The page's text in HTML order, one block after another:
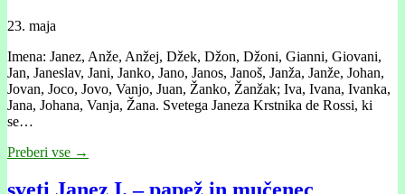
23. maja
Imena: Janez, Anže, Anžej, Džek, Džon, Džoni, Gianni, Giovani,
Jan, Janeslav, Jani, Janko, Jano, Janos, Janoš, Janža, Janže, Johan,
Jovan, Joco, Jovo, Vanjo, Juan, Žanko, Žanžak; Iva, Ivana, Ivanka,
Jana, Johana, Vanja, Žana. Svetega Janeza Krstnika de Rossi, ki
se…
Preberi vse →